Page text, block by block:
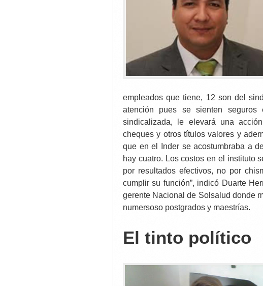
empleados que tiene, 12 son del
atención pues se sienten
sindicalizada, le elevará una
cheques y otros títulos valores y
que en el Inder se acostumbraba a
hay cuatro. Los costos en el instituto
por resultados efectivos, no por
cumplir su función”, indicó Duarte
gerente Nacional de Solsalud donde
numersoso postgrados y maestrías.
El tinto político